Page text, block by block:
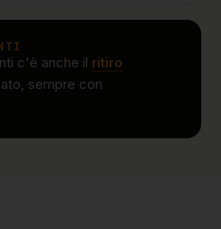
c'è anche il ritiro
sempre con